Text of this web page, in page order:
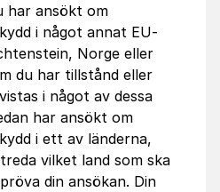
har ansökt om
i något annat EU-
Norge eller
du har tillstånd eller
i något av dessa
har ansökt om
i ett av länderna,
vilket land som ska
din ansökan. Din